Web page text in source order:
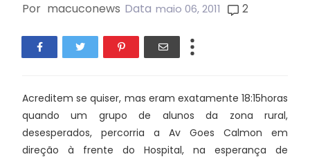
Por macuconews Data maio 06, 2011 2
Acreditem se quiser, mas eram exatamente 18:15horas
quando um grupo de alunos da zona rural,
desesperados, percorria a Av Goes Calmon em
direção à frente do Hospital, na esperança de